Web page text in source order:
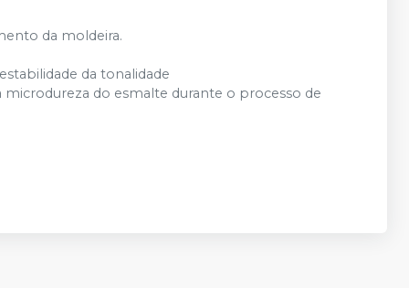
da moldeira.
da tonalidade
do esmalte durante o processo de